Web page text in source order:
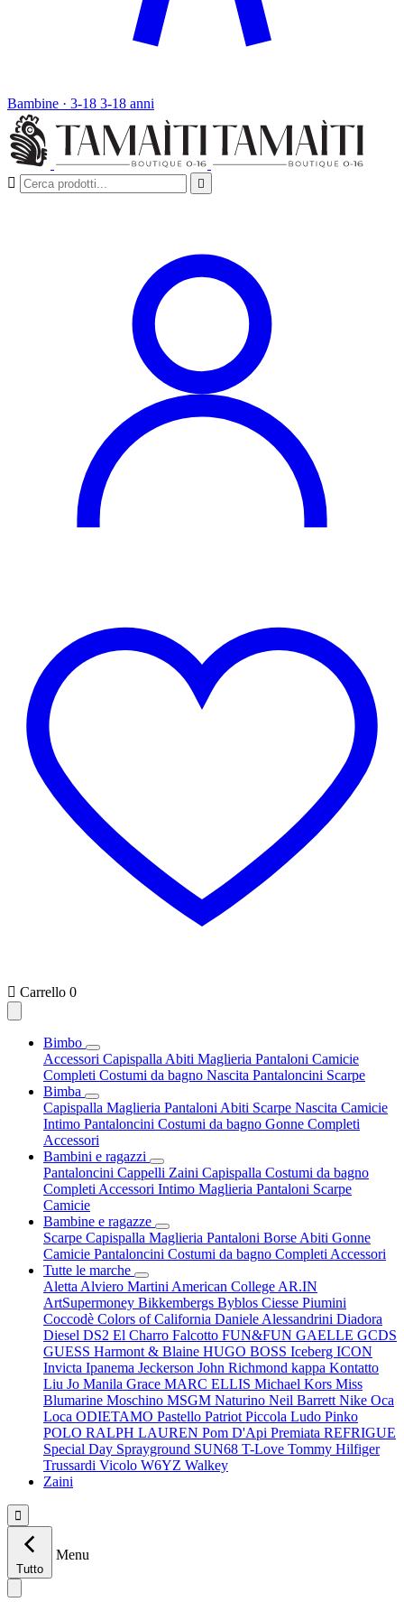
Bambine · 3-18 3-18 anni
 
 Carrello 0
Bimbo
Accessori Capispalla Abiti Maglieria Pantaloni Camicie
Completi Costumi da bagno Nascita Pantaloncini Scarpe
Bimba
Capispalla Maglieria Pantaloni Abiti Scarpe Nascita Camicie
Intimo Pantaloncini Costumi da bagno Gonne Completi
Accessori
Bambini e ragazzi
Pantaloncini Cappelli Zaini Capispalla Costumi da bagno
Completi Accessori Intimo Maglieria Pantaloni Scarpe
Camicie
Bambine e ragazze
Scarpe Capispalla Maglieria Pantaloni Borse Abiti Gonne
Camicie Pantaloncini Costumi da bagno Completi Accessori
Tutte le marche
Aletta Alviero Martini American College AR.IN
ArtSupermoney Bikkembergs Byblos Ciesse Piumini
Coccodè Colors of California Daniele Alessandrini Diadora
Diesel DS2 El Charro Falcotto FUN&FUN GAELLE GCDS
GUESS Harmont & Blaine HUGO BOSS Iceberg ICON
Invicta Ipanema Jeckerson John Richmond kappa Kontatto
Liu Jo Manila Grace MARC ELLIS Michael Kors Miss
Blumarine Moschino MSGM Naturino Neil Barrett Nike Oca
Loca ODIETAMO Pastello Patriot Piccola Ludo Pinko
POLO RALPH LAUREN Pom D'Api Premiata REFRIGUE
Special Day Sprayground SUN68 T-Love Tommy Hilfiger
Trussardi Vicolo W6YZ Walkey
Zaini

Tutto
Menu